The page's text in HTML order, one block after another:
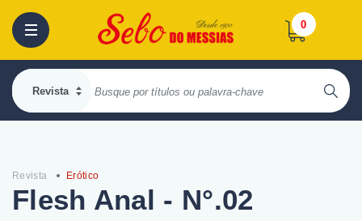
0
Revista Erótico
Flesh Anal - N°.02